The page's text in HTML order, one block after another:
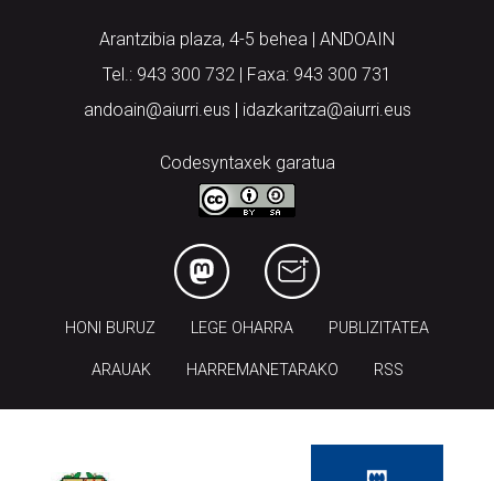
Arantzibia plaza, 4-5 behea | ANDOAIN
Tel.: 943 300 732 | Faxa: 943 300 731
andoain@aiurri.eus | idazkaritza@aiurri.eus
Codesyntaxek garatua
HONI BURUZ LEGE OHARRA PUBLIZITATEA
ARAUAK HARREMANETARAKO RSS